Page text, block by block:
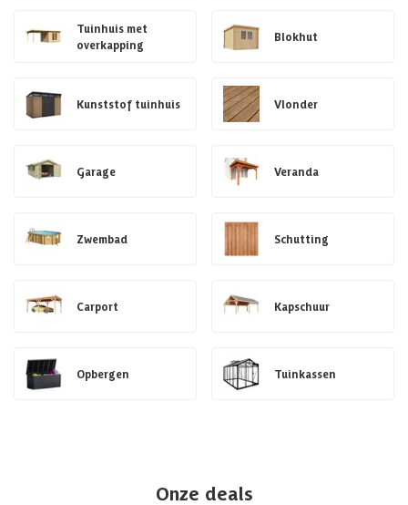
Tuinhuis met
overkapping
Blokhut
Kunststof tuinhuis Vlonder
Garage Veranda
Zwembad Schutting
Carport Kapschuur
Opbergen Tuinkassen
Onze deals